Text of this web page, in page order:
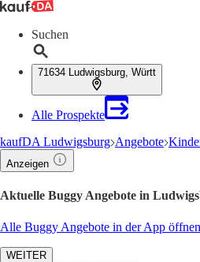
Suchen
71634 Ludwigsburg, Württ
Alle Prospekte
kaufDA Ludwigsburg Angebote
Anzeigen
Aktuelle Buggy Angebote in
Alle Buggy Angebote in der App öffnen
WEITER